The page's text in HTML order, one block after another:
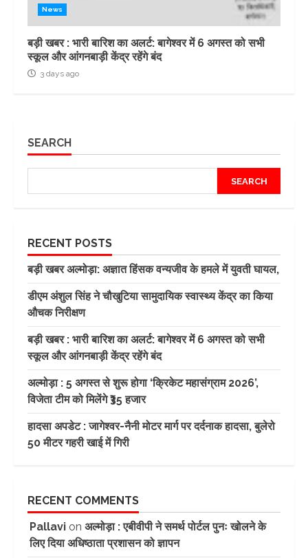
News
बड़ी खबर : भारी बारिश का अलर्ट: बागेश्वर में 6 अगस्त को सभी
स्कूल और आंगनबाड़ी केंद्र रहेंगे बंद
3 days ago
SEARCH
SEARCH
RECENT POSTS
बड़ी खबर अल्मोड़ा: अज्ञात हिंसक वन्यजीव के हमले में युवती घायल,
डीएम अंशुल सिंह ने चौखुटिया सामुदायिक स्वास्थ्य केंद्र का किया
औचक निरीक्षण
बड़ी खबर : भारी बारिश का अलर्ट: बागेश्वर में 6 अगस्त को सभी
स्कूल और आंगनबाड़ी केंद्र रहेंगे बंद
अल्मोड़ा : 5 अगस्त से शुरू होगा ‘क्रिकेट महासंग्राम 2026’,
विजेता टीम को मिलेंगे ₹35 हजार
हादसा अपडेट : जागेश्वर-नैनी मोटर मार्ग पर दर्दनाक हादसा, बुलेरो
50 मीटर गहरी खाई में गिरी
RECENT COMMENTS
Pallavi on अल्मोड़ा : एबीवीपी ने समर्थ पोर्टल पुनः खोलने के
लिए दिया अधिष्ठाता प्रशासन को ज्ञापन